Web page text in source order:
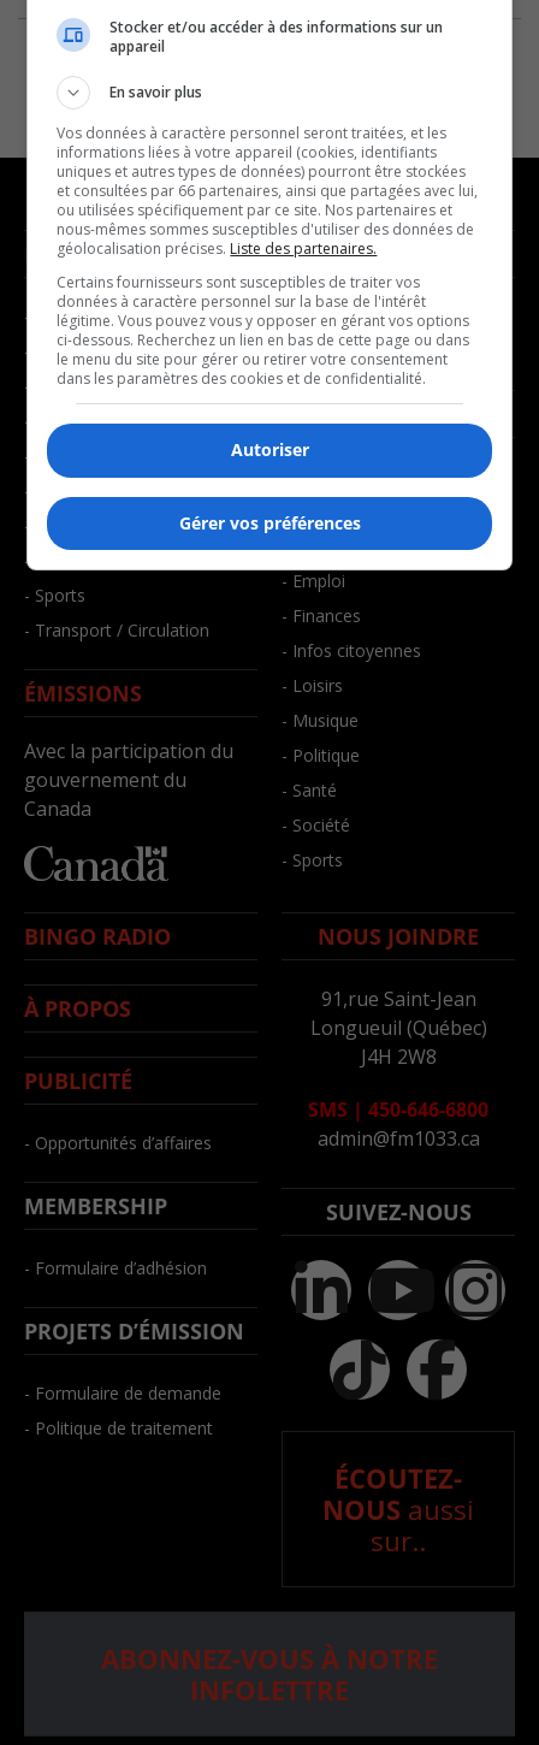
NOUVELLES
- Affaires municipales
- Communauté / Social
- Culture
- Économie
- Éducation
- Environnement
- Faits divers
- Santé et bien-être
- Sports
- Transport / Circulation
ÉMISSIONS
Avec la participation du
gouvernement du
Canada
MUSIQUE
- Décompte franco
- Joué récemment
BALADOS
- Affaires
- Art de vivre
- Bien-être
- Emploi
- Finances
- Infos citoyennes
- Loisirs
- Musique
- Politique
- Santé
- Société
- Sports
BINGO RADIO
À PROPOS
PUBLICITÉ
- Opportunités d’affaires
MEMBERSHIP
- Formulaire d’adhésion
PROJETS D’ÉMISSION
- Formulaire de demande
- Politique de traitement
NOUS JOINDRE
91,rue Saint-Jean
Longueuil (Québec)
J4H 2W8
SMS | 450-646-6800
admin@fm1033.ca
SUIVEZ-NOUS
ÉCOUTEZ-
NOUS aussi
sur..
ABONNEZ-VOUS À NOTRE
INFOLETTRE
Stocker et/ou accéder à des informations sur un
appareil
En savoir plus
Vos données à caractère personnel seront traitées, et les
informations liées à votre appareil (cookies, identifiants
uniques et autres types de données) pourront être stockées
et consultées par 66 partenaires, ainsi que partagées avec lui,
ou utilisées spécifiquement par ce site. Nos partenaires et
nous-mêmes sommes susceptibles d'utiliser des données de
géolocalisation précises. Liste des partenaires.
Certains fournisseurs sont susceptibles de traiter vos
données à caractère personnel sur la base de l'intérêt
légitime. Vous pouvez vous y opposer en gérant vos options
ci-dessous. Recherchez un lien en bas de cette page ou dans
le menu du site pour gérer ou retirer votre consentement
dans les paramètres des cookies et de confidentialité.
Autoriser
Gérer vos préférences